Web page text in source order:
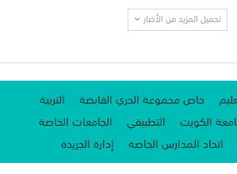
تحميل المزيد من الأخبار
خاص مجموعة الجري القابضة
التربية
الكويت التطبيقي
الجامعات الخاصة
اتحاد المدارس الخاصة إدارة الجريدة